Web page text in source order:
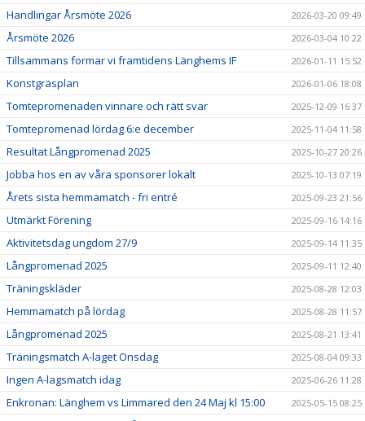
Handlingar Årsmöte 2026 2026-03-20 09:49
Årsmöte 2026 2026-03-04 10:22
Tillsammans formar vi framtidens Länghems IF 2026-01-11 15:52
Konstgräsplan 2026-01-06 18:08
Tomtepromenaden vinnare och rätt svar 2025-12-09 16:37
Tomtepromenad lördag 6:e december 2025-11-04 11:58
Resultat Långpromenad 2025 2025-10-27 20:26
Jobba hos en av våra sponsorer lokalt 2025-10-13 07:19
Årets sista hemmamatch - fri entré 2025-09-23 21:56
Utmärkt Förening 2025-09-16 14:16
Aktivitetsdag ungdom 27/9 2025-09-14 11:35
Långpromenad 2025 2025-09-11 12:40
Träningskläder 2025-08-28 12:03
Hemmamatch på lördag 2025-08-28 11:57
Långpromenad 2025 2025-08-21 13:41
Träningsmatch A-laget Onsdag 2025-08-04 09:33
Ingen A-lagsmatch idag 2025-06-26 11:28
Enkronan: Länghem vs Limmared den 24 Maj kl 15:00 2025-05-15 08:25